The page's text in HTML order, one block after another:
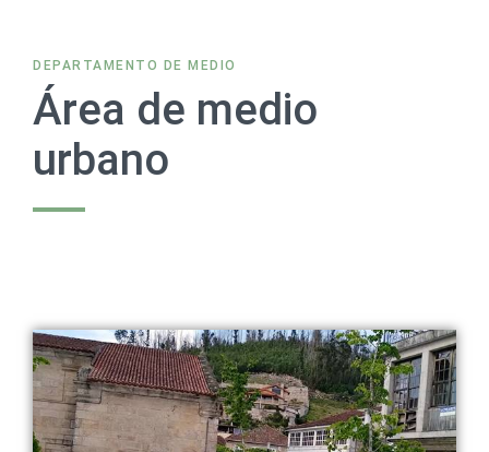
DEPARTAMENTO DE MEDIO
Área de medio
urbano